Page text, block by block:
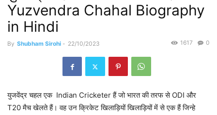
Yuzvendra Chahal Biography
in Hindi
By Shubham Sirohi - 22/10/2023 0
1617
युजवेंद्र चहल एक Indian Cricketer हैं जो भारत की तरफ से ODI और
T20 मैच खेलते हैं। वह उन क्रिकेट खिलाड़ियों खिलाड़ियों में से एक हैं जिन्हे